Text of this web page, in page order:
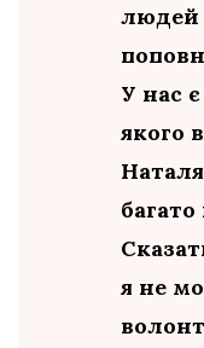
людей
У нас
якого
я не